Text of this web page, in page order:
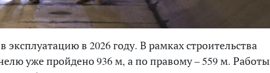
в 2026 году. В рамках строительства
уже пройдено 936 м, а по правому – 559 м. Работы